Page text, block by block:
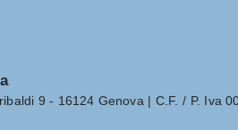
9 - 16124 Genova | C.F. / P. Iva